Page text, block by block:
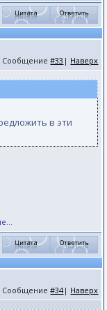
Сообщение#33 | Наверх
в эти
Сообщение#34| Наверх